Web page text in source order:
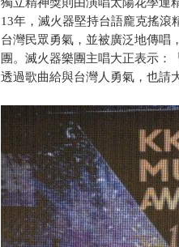
13年，滅火器堅持台語龐克搖滾
台灣民眾勇氣，並被廣泛地傳唱
團。滅火器樂團主唱大正表示：
透過歌曲給與台灣人勇氣，也請